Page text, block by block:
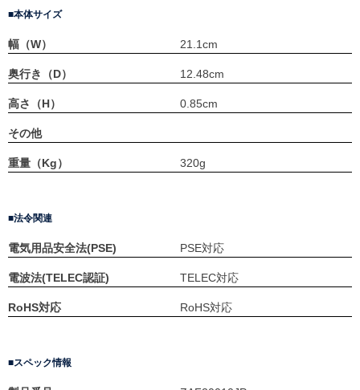
本体サイズ
幅（W） 21.1cm
奥行き（D） 12.48cm
高さ（H） 0.85cm
その他
重量（Kg） 320g
法令関連
電気用品安全法(PSE) PSE対応
電波法(TELEC認証) TELEC対応
RoHS対応 RoHS対応
スペック情報